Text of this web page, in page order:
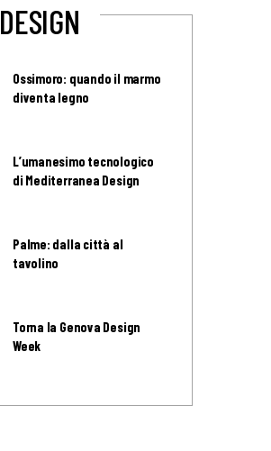
DESIGN
Ossimoro: quando il marmo
diventa legno
L’umanesimo tecnologico
di Mediterranea Design
Palme: dalla città al
tavolino
Torna la Genova Design
Week